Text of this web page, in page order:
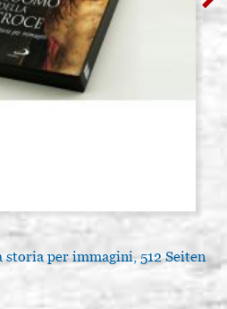
storia per immagini, 512 Seiten